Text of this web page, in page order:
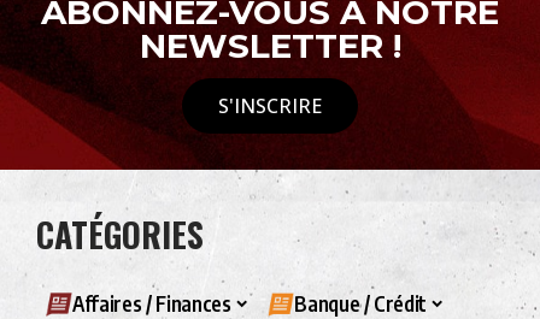
ABONNEZ-VOUS À NOTRE
NEWSLETTER !
S'INSCRIRE
CATÉGORIES
Affaires / Finances Banque / Crédit